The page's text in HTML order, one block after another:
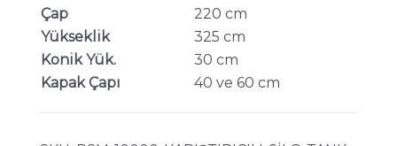
Çap
220 cm
Yükseklik
325 cm
Konik Yük.
30 cm
Kapak Çapı
40 ve 60 cm